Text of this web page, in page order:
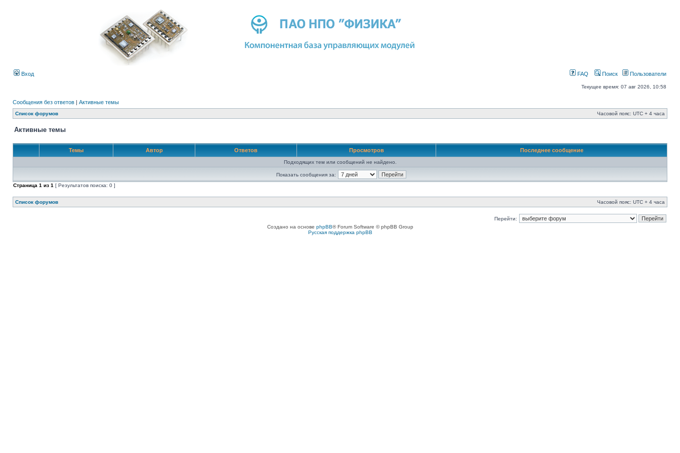
Вход FAQ Поиск Пользователи
Текущее время: 07 авг 2026, 10:58
Сообщения без ответов | Активные темы
Список форумов Часовой пояс: UTC + 4 часа
Активные темы
Темы Автор Ответов Просмотров Последнее сообщение
Подходящих тем или сообщений не найдено.
Показать сообщения за:
Страница 1 из 1 [ Результатов поиска: 0 ]
Список форумов Часовой пояс: UTC + 4 часа
Перейти:
Создано на основе phpBB® Forum Software © phpBB Group
Русская поддержка phpBB